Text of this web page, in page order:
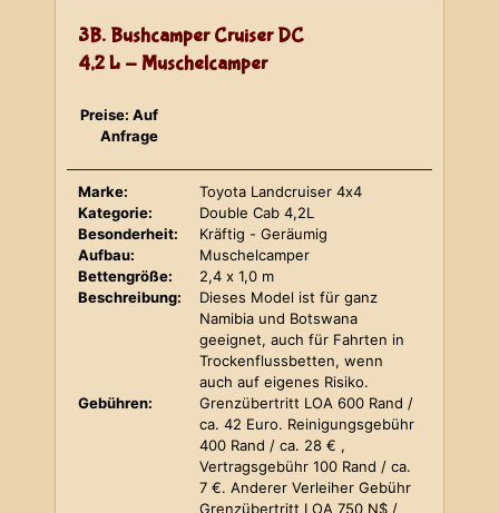
3B. Bushcamper Cruiser DC
4,2 L - Muschelcamper
Preise: Auf
Anfrage
Marke:
Toyota Landcruiser 4x4
Kategorie:
Double Cab 4,2L
Besonderheit:
Kräftig - Geräumig
Aufbau:
Muschelcamper
Bettengröße:
2,4 x 1,0 m
Beschreibung:
Dieses Model ist für ganz
Namibia und Botswana
geeignet, auch für Fahrten in
Trockenflussbetten, wenn
auch auf eigenes Risiko.
Gebühren:
Grenzübertritt LOA 600 Rand /
ca. 42 Euro. Reinigungsgebühr
400 Rand / ca. 28 € ,
Vertragsgebühr 100 Rand / ca.
7 €. Anderer Verleiher Gebühr
Grenzübertritt LOA 750 N$ /